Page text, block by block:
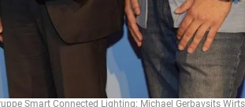
Smart Connected Lighting: Michael Gerbavsits